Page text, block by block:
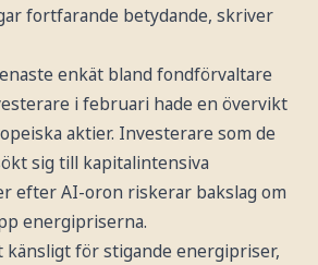
fortfarande betydande, skriver
enkät bland fondförvaltare
i februari hade en övervikt
aktier. Investerare som de
sig till kapitalintensiva
efter AI-oron riskerar bakslag om
energi­priserna.
känsligt för stigande energipriser,